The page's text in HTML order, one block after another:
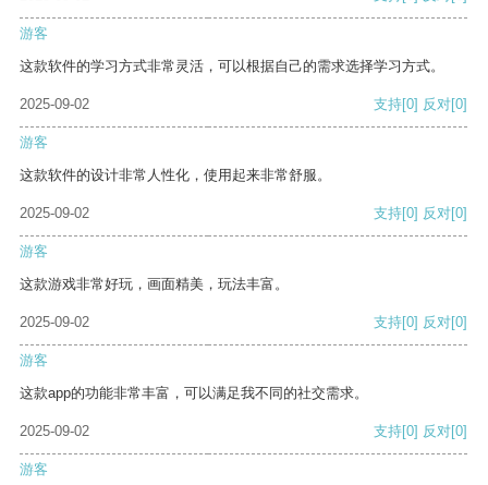
游客
这款软件的学习方式非常灵活，可以根据自己的需求选择学习方式。
2025-09-02 支持[0] 反对[0]
游客
这款软件的设计非常人性化，使用起来非常舒服。
2025-09-02 支持[0] 反对[0]
游客
这款游戏非常好玩，画面精美，玩法丰富。
2025-09-02 支持[0] 反对[0]
游客
这款app的功能非常丰富，可以满足我不同的社交需求。
2025-09-02 支持[0] 反对[0]
游客